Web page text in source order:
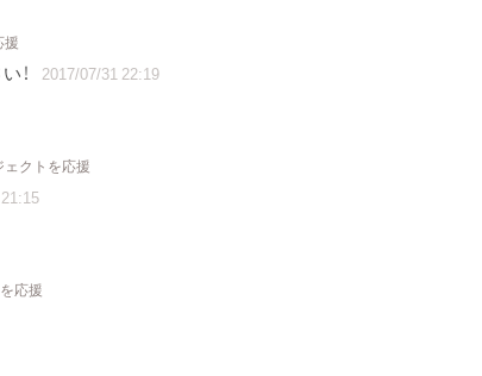
援
！ 2017/07/31 22:19
クトを応援
応援